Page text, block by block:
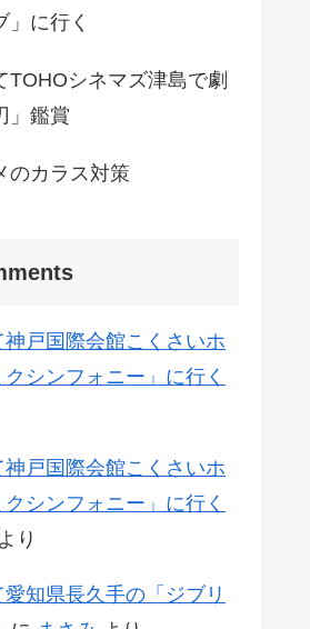
」に行く
TOHOシネマズ津島で劇
」鑑賞
のカラス対策
戸国際会館こくさいホ
シンフォニー」に行く
戸国際会館こくさいホ
シンフォニー」に行く
より
知県長久手の「ジブリ